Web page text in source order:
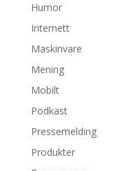
Humor
Internett
Maskinvare
Mening
Mobilt
Podkast
Pressemelding
Produkter